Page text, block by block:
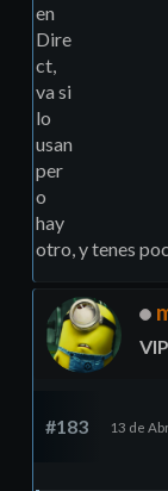
en
Dire
ct,
va si
lo
usan
per
o
hay
otro, y tenes
VIP
#183 13 de